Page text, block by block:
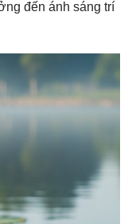
đến ánh sáng trí